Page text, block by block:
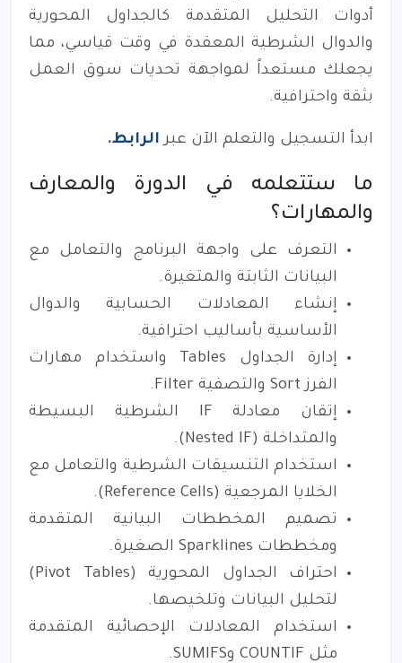
أدوات التحليل المتقدمة كالجداول المحورية
والدوال الشرطية المعقدة في وقت قياسي، مما
يجعلك مستعداً لمواجهة تحديات سوق العمل
بثقة واحترافية.
ابدأ التسجيل والتعلم الآن عبر الرابط.
ما ستتعلمه في الدورة والمعارف
والمهارات؟
التعرف على واجهة البرنامج والتعامل مع
البيانات الثابتة والمتغيرة.
إنشاء المعادلات الحسابية والدوال
الأساسية بأساليب احترافية.
إدارة الجداول Tables واستخدام مهارات
الفرز Sort والتصفية Filter.
إتقان معادلة IF الشرطية البسيطة
والمتداخلة (Nested IF).
استخدام التنسيقات الشرطية والتعامل مع
الخلايا المرجعية (Reference Cells).
تصميم المخططات البيانية المتقدمة
ومخططات Sparklines الصغيرة.
احتراف الجداول المحورية (Pivot Tables)
لتحليل البيانات وتلخيصها.
استخدام المعادلات الإحصائية المتقدمة
مثل COUNTIF وSUMIFS.